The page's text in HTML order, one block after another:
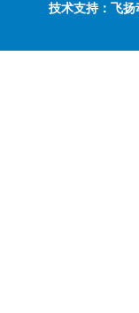
技术支持：飞扬